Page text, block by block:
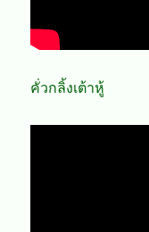
คั่วกลิ้งเต้าหู้